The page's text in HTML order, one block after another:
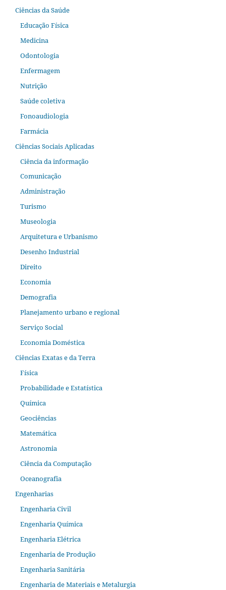
Ciências da Saúde
Educação Física
Medicina
Odontologia
Enfermagem
Nutrição
Saúde coletiva
Fonoaudiologia
Farmácia
Ciências Sociais Aplicadas
Ciência da informação
Comunicação
Administração
Turismo
Museologia
Arquitetura e Urbanismo
Desenho Industrial
Direito
Economia
Demografia
Planejamento urbano e regional
Serviço Social
Economia Doméstica
Ciências Exatas e da Terra
Física
Probabilidade e Estatística
Química
Geociências
Matemática
Astronomia
Ciência da Computação
Oceanografia
Engenharias
Engenharia Civil
Engenharia Química
Engenharia Elétrica
Engenharia de Produção
Engenharia Sanitária
Engenharia de Materiais e Metalurgia